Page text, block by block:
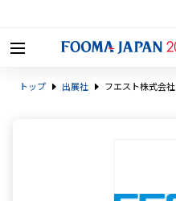
級の食品製造総合展〜 | 一般社
トップ 出展社 フエスト株式会社